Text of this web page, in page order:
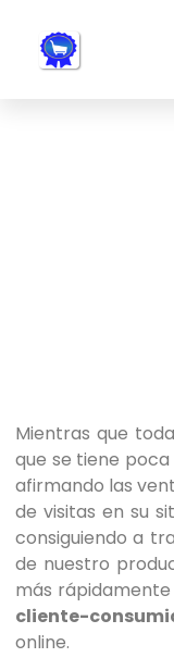
web
las
personas
con
discapacidad
visual
que
están
Mientras que
que se tiene
afirmando las
de visitas en su
consiguiendo a
de nuestro
más rápidamente
cliente-
online.